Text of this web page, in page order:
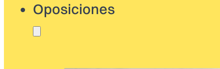
Oposiciones